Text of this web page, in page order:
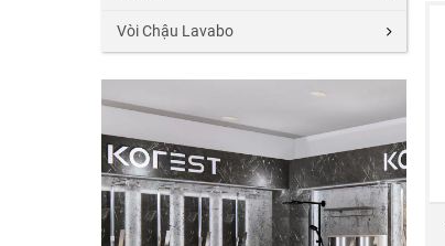
Vòi Chậu Lavabo